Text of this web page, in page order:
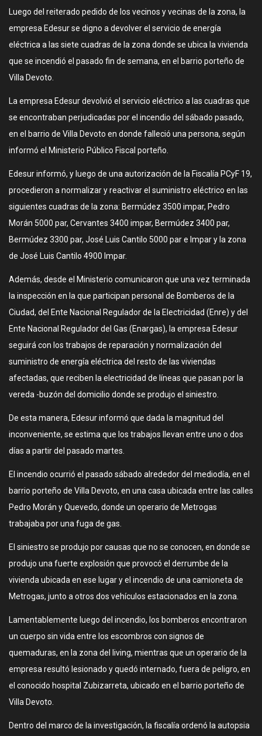
Luego del reiterado pedido de los vecinos y vecinas de la zona, la
empresa Edesur se digno a devolver el servicio de energía
eléctrica a las siete cuadras de la zona donde se ubica la vivienda
que se incendió el pasado fin de semana, en el barrio porteño de
Villa Devoto.
La empresa Edesur devolvió el servicio eléctrico a las cuadras que
se encontraban perjudicadas por el incendio del sábado pasado,
en el barrio de Villa Devoto en donde falleció una persona, según
informó el Ministerio Público Fiscal porteño.
Edesur informó, y luego de una autorización de la Fiscalía PCyF 19,
procedieron a normalizar y reactivar el suministro eléctrico en las
siguientes cuadras de la zona: Bermúdez 3500 impar, Pedro
Morán 5000 par, Cervantes 3400 impar, Bermúdez 3400 par,
Bermúdez 3300 par, José Luis Cantilo 5000 par e Impar y la zona
de José Luis Cantilo 4900 Impar.
Además, desde el Ministerio comunicaron que una vez terminada
la inspección en la que participan personal de Bomberos de la
Ciudad, del Ente Nacional Regulador de la Electricidad (Enre) y del
Ente Nacional Regulador del Gas (Enargas), la empresa Edesur
seguirá con los trabajos de reparación y normalización del
suministro de energía eléctrica del resto de las viviendas
afectadas, que reciben la electricidad de líneas que pasan por la
vereda -buzón del domicilio donde se produjo el siniestro.
De esta manera, Edesur informó que dada la magnitud del
inconveniente, se estima que los trabajos llevan entre uno o dos
días a partir del pasado martes.
El incendio ocurrió el pasado sábado alrededor del mediodía, en el
barrio porteño de Villa Devoto, en una casa ubicada entre las calles
Pedro Morán y Quevedo, donde un operario de Metrogas
trabajaba por una fuga de gas.
El siniestro se produjo por causas que no se conocen, en donde se
produjo una fuerte explosión que provocó el derrumbe de la
vivienda ubicada en ese lugar y el incendio de una camioneta de
Metrogas, junto a otros dos vehículos estacionados en la zona.
Lamentablemente luego del incendio, los bomberos encontraron
un cuerpo sin vida entre los escombros con signos de
quemaduras, en la zona del living, mientras que un operario de la
empresa resultó lesionado y quedó internado, fuera de peligro, en
el conocido hospital Zubizarreta, ubicado en el barrio porteño de
Villa Devoto.
Dentro del marco de la investigación, la fiscalía ordenó la autopsia